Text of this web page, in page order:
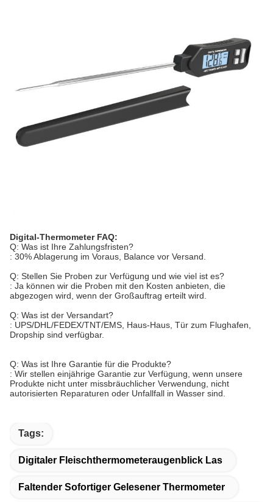
Digital-Thermometer FAQ:
Q: Was ist Ihre Zahlungsfristen?
: 30% Ablagerung im Voraus, Balance vor Versand.
Q: Stellen Sie Proben zur Verfügung und wie viel ist es?
: Ja können wir die Proben mit den Kosten anbieten, die
abgezogen wird, wenn der Großauftrag erteilt wird.
Q: Was ist der Versandart?
: UPS/DHL/FEDEX/TNT/EMS, Haus-Haus, Tür zum Flughafen,
Dropship sind verfügbar.
Q: Was ist Ihre Garantie für die Produkte?
: Wir stellen einjährige Garantie zur Verfügung, wenn unsere
Produkte nicht unter missbräuchlicher Verwendung, nicht
autorisierten Reparaturen oder Unfallfall in Wasser sind.
Tags:
Digitaler Fleischthermometeraugenblick Las
Faltender Sofortiger Gelesener Thermometer